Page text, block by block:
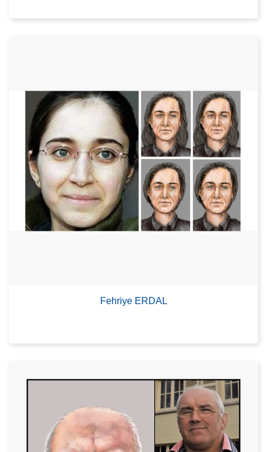
Fehriye ERDAL